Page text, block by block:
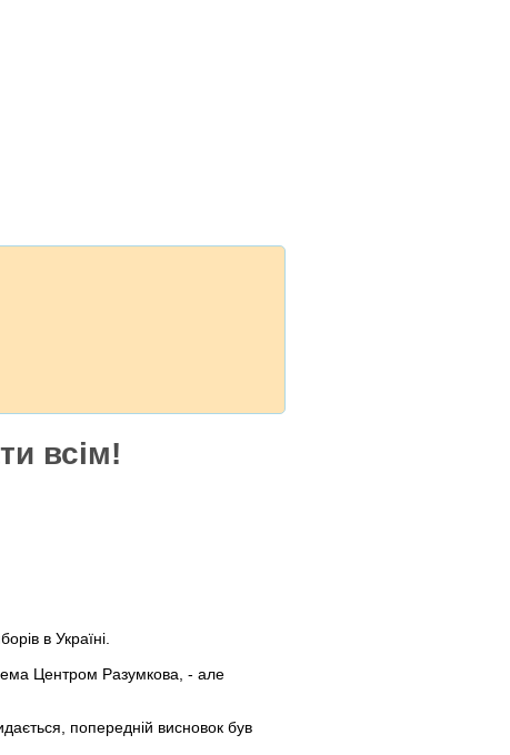
всім!
в Україні.
Центром Разумкова, - але
попередній висновок був